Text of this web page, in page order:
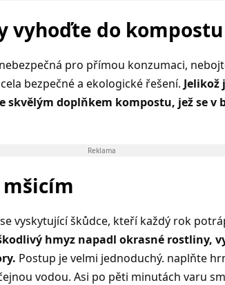
vyhoďte do kompostu
pro přímou konzumaci,
bezpečné a ekologické řešení. Jelikož
skvělým doplňkem kompostu, jež se v
Reklama
vyskytující škůdce, kteří každý rok
hmyz napadl okrasné rostliny,
Postup je velmi jednoduchý. naplňte
vodou. Asi po pěti minutách varu